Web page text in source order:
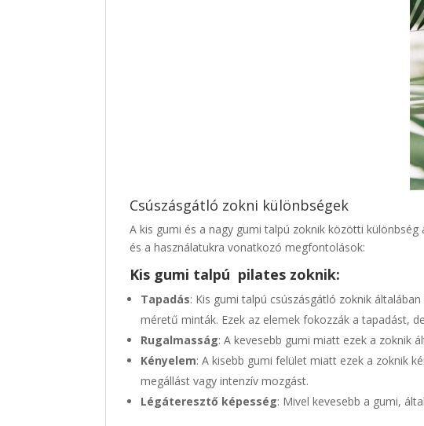
Csúszásgátló zokni különbségek
A kis gumi és a nagy gumi talpú zoknik közötti
és a használatukra vonatkozó megfontolások:
Kis gumi talpú pilates zoknik:
Tapadás: Kis gumi talpú csúszásgátló zoknik
méretű minták. Ezek az elemek fokozzák a tapadást,
Rugalmasság: A kevesebb gumi miatt ezek a zoknik
Kényelem: A kisebb gumi felület miatt ezek a zoknik
megállást vagy intenzív mozgást.
Légáteresztő képesség: Mivel kevesebb a gumi,